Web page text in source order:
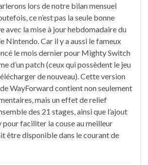
lors de notre bilan mensuel
ce n’est pas la seule bonne
avec la mise à jour hebdomadaire du
Nintendo. Car il y a aussi le fameux
le mois dernier pour Mighty Switch
d’un patch (ceux qui possèdent le jeu
de nouveau). Cette version
WayForward contient non seulement
mais un effet de relief
des 21 stages, ainsi que l’ajout
pour faciliter la couse au meilleur
être disponible dans le courant de